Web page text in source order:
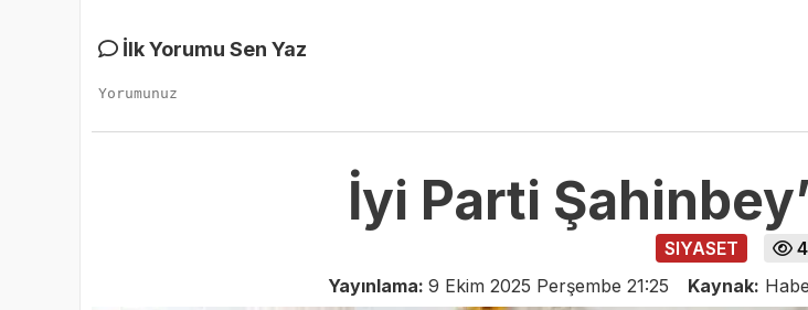
İlk Yorumu Sen Yaz
İyi Parti
SIYASET
4
Yayınlama: 9 Ekim 2025 Perşembe 21:25 Kaynak: